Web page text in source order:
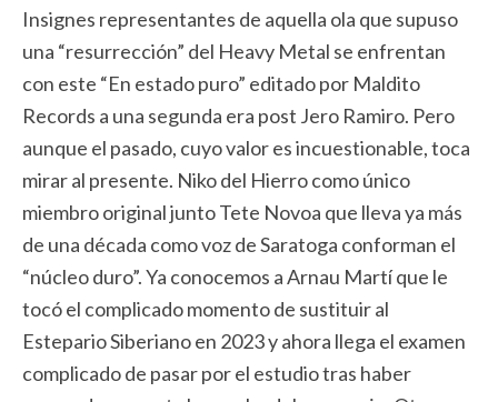
Insignes representantes de aquella ola que supuso
una “resurrección” del Heavy Metal se enfrentan
con este “En estado puro” editado por Maldito
Records a una segunda era post Jero Ramiro. Pero
aunque el pasado, cuyo valor es incuestionable, toca
mirar al presente. Niko del Hierro como único
miembro original junto Tete Novoa que lleva ya más
de una década como voz de Saratoga conforman el
“núcleo duro”. Ya conocemos a Arnau Martí que le
tocó el complicado momento de sustituir al
Estepario Siberiano en 2023 y ahora llega el examen
complicado de pasar por el estudio tras haber